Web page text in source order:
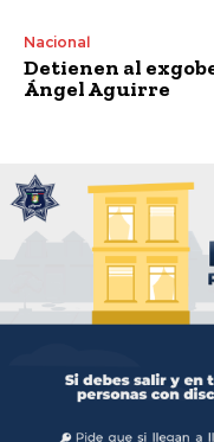
Nacional
Detienen al
Ángel Aguirre